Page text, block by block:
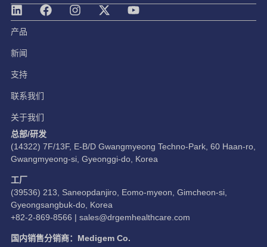
产品
新闻
支持
联系我们
关于我们
总部/研发
(14322) 7F/13F, E-B/D Gwangmyeong Techno-Park, 60 Haan-ro,
Gwangmyeong-si, Gyeonggi-do, Korea
工厂
(39536) 213, Saneopdanjiro, Eomo-myeon, Gimcheon-si,
Gyeongsangbuk-do, Korea
+82-2-869-8566 | sales@drgemhealthcare.com
国内销售分销商：Medigem Co.